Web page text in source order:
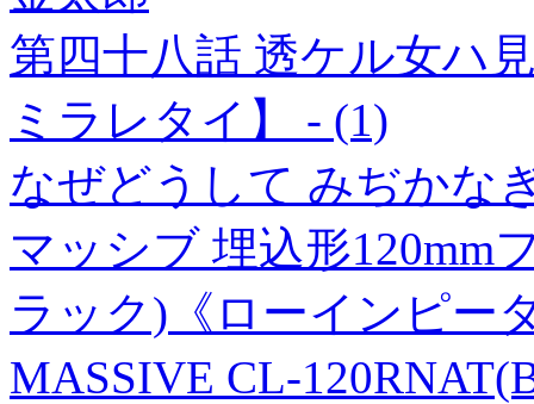
第四十八話 透ケル女ハ
ミラレタイ】 - (1)
なぜどうして みぢかな
マッシブ 埋込形120mm
ラック)《ローインピー
MASSIVE CL-